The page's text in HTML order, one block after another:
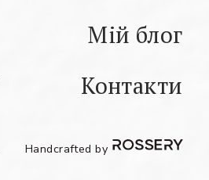
Мій блог
Контакти
Handcrafted by